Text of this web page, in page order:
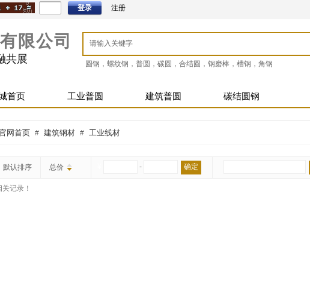
登录 注册
圆钢，螺纹钢，普圆，碳圆，合结圆，钢磨棒，槽钢，角钢
限公司
共展
首页 工业普圆 建筑普圆 碳结圆钢
网首页 # 建筑钢材 # 工业线材
默认排序 总价 - 确定
记录！